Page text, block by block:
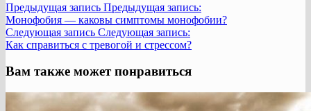
Предыдущая запись Предыдущая запись:
Монофобия — каковы симптомы монофобии?
Следующая запись Следующая запись:
Как справиться с тревогой и стрессом?
Вам также может понравиться